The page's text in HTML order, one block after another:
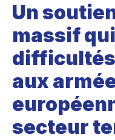
Un
massif
aux
secteur